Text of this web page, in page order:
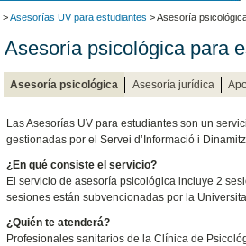
>Asesorías UV para estudiantes > Asesoría
Asesoría psicológica para
Asesoría psicológica Asesoría jurídica
Las Asesorías UV para estudiantes son un
gestionadas por el Servei d’Informació i
¿En qué consiste el servicio?
El servicio de asesoría psicológica incluye 2
sesiones están subvencionadas por la
¿Quién te atenderá?
Profesionales sanitarios de la Clínica de